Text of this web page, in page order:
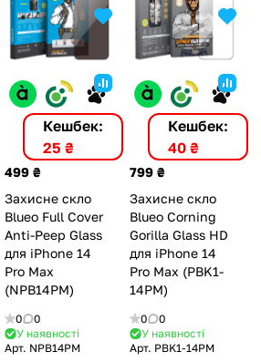
Кешбек:
25 ₴
499 ₴
Захисне скло
Blueo Full Cover
Anti-Peep Glass
для iPhone 14
Pro Max
(NPB14PM)
0
0
У наявності
Арт. NPB14PM
Кешбек:
40 ₴
799 ₴
Захисне скло
Blueo Corning
Gorilla Glass HD
для iPhone 14
Pro Max (PBK1-
14PM)
0
0
У наявності
Арт. PBK1-14PM